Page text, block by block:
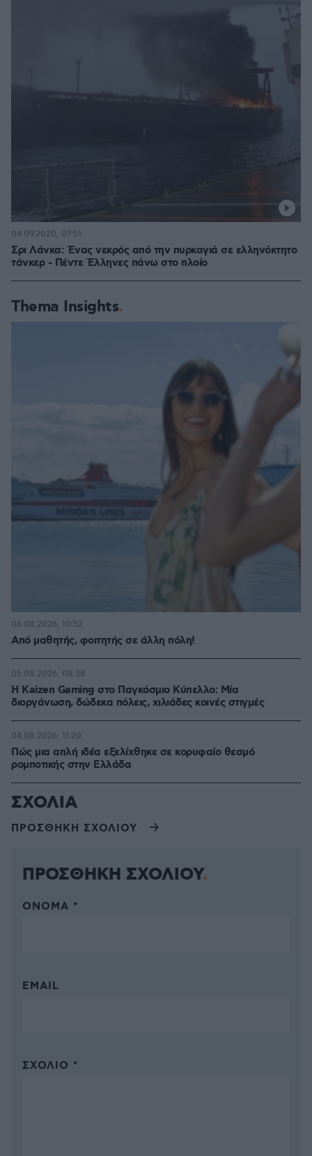
Σρι Λάνκα: Ένας νεκρός από την πυρκαγιά σε ελληνόκτητο
τάνκερ - Πέντε Έλληνες πάνω στο πλοίο
04.09.2020, 07:51
Thema Insights
Από μαθητής, φοιτητής σε άλλη πόλη!
06.08.2026, 10:52
H Kaizen Gaming στο Παγκόσμιο Kύπελλο: Μία
διοργάνωση, δώδεκα πόλεις, χιλιάδες κοινές στιγμές
05.08.2026, 08:38
Πώς μια απλή ιδέα εξελίχθηκε σε κορυφαίο θεσμό
ρομποτικής στην Ελλάδα
04.08.2026, 11:20
ΣΧΟΛΙΑ
ΠΡΟΣΘΗΚΗ ΣΧΟΛΙΟΥ
ΠΡΟΣΘΗΚΗ ΣΧΟΛΙΟΥ
ΌΝΟΜΑ *
EMAIL
ΣΧΌΛΙΟ *